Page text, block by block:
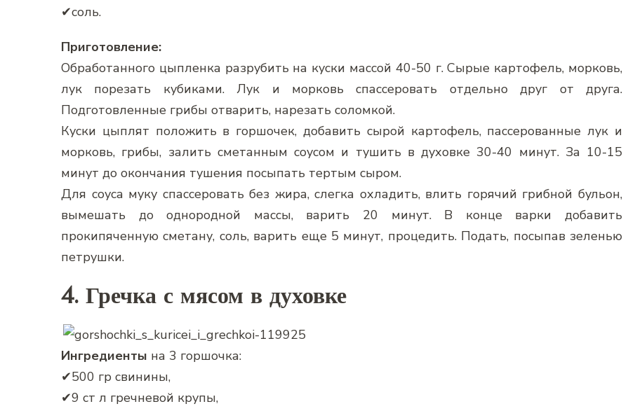
✔соль.
Приготовление:
Обработанного цыпленка разрубить на куски массой 40-50 г. Сырые картофель, морковь,
лук порезать кубиками. Лук и морковь спассеровать отдельно друг от друга.
Подготовленные грибы отварить, нарезать соломкой.
Куски цыплят положить в горшочек, добавить сырой картофель, пассерованные лук и
морковь, грибы, залить сметанным соусом и тушить в духовке 30-40 минут. За 10-15
минут до окончания тушения посыпать тертым сыром.
Для соуса муку спассеровать без жира, слегка охладить, влить горячий грибной бульон,
вымешать до однородной массы, варить 20 минут. В конце варки добавить
прокипяченную сметану, соль, варить еще 5 минут, процедить. Подать, посыпав зеленью
петрушки.
4. Гречка с мясом в духовке
Ингредиенты на 3 горшочка:
✔500 гр свинины,
✔9 ст л гречневой крупы,